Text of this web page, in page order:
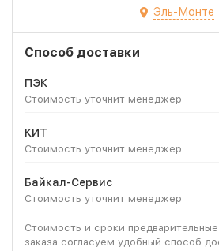
Эль-Монте
Способ доставки
ПЭК
Стоимость уточнит менеджер
КИТ
Стоимость уточнит менеджер
Байкал-Сервис
Стоимость уточнит менеджер
Стоимость и сроки
заказа согласуем удобный способ